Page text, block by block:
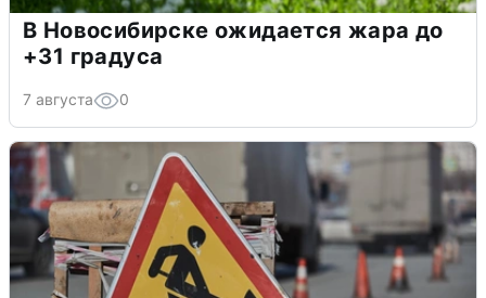
В Новосибирске ожидается жара до
+31 градуса
7 августа 0